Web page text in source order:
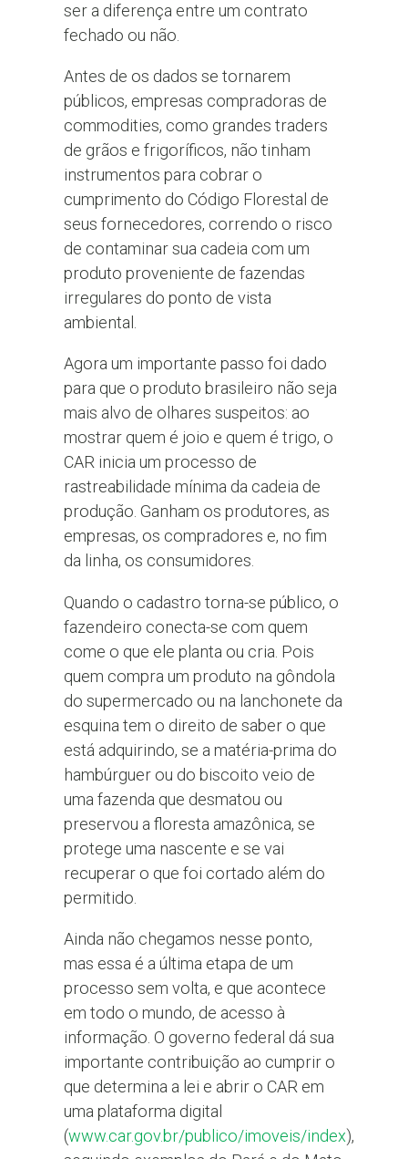
ser a diferença entre um contrato
fechado ou não.
Antes de os dados se tornarem
públicos, empresas compradoras de
commodities, como grandes traders
de grãos e frigoríficos, não tinham
instrumentos para cobrar o
cumprimento do Código Florestal de
seus fornecedores, correndo o risco
de contaminar sua cadeia com um
produto proveniente de fazendas
irregulares do ponto de vista
ambiental.
Agora um importante passo foi dado
para que o produto brasileiro não seja
mais alvo de olhares suspeitos: ao
mostrar quem é joio e quem é trigo, o
CAR inicia um processo de
rastreabilidade mínima da cadeia de
produção. Ganham os produtores, as
empresas, os compradores e, no fim
da linha, os consumidores.
Quando o cadastro torna-se público, o
fazendeiro conecta-se com quem
come o que ele planta ou cria. Pois
quem compra um produto na gôndola
do supermercado ou na lanchonete da
esquina tem o direito de saber o que
está adquirindo, se a matéria-prima do
hambúrguer ou do biscoito veio de
uma fazenda que desmatou ou
preservou a floresta amazônica, se
protege uma nascente e se vai
recuperar o que foi cortado além do
permitido.
Ainda não chegamos nesse ponto,
mas essa é a última etapa de um
processo sem volta, e que acontece
em todo o mundo, de acesso à
informação. O governo federal dá sua
importante contribuição ao cumprir o
que determina a lei e abrir o CAR em
uma plataforma digital
(www.car.gov.br/publico/imoveis/index),